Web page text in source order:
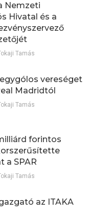
Nemzeti
Hivatal és a
Tamás
vereséget
Madridtól
Tamás
forintos
a SPAR
Tamás
az ITAKA